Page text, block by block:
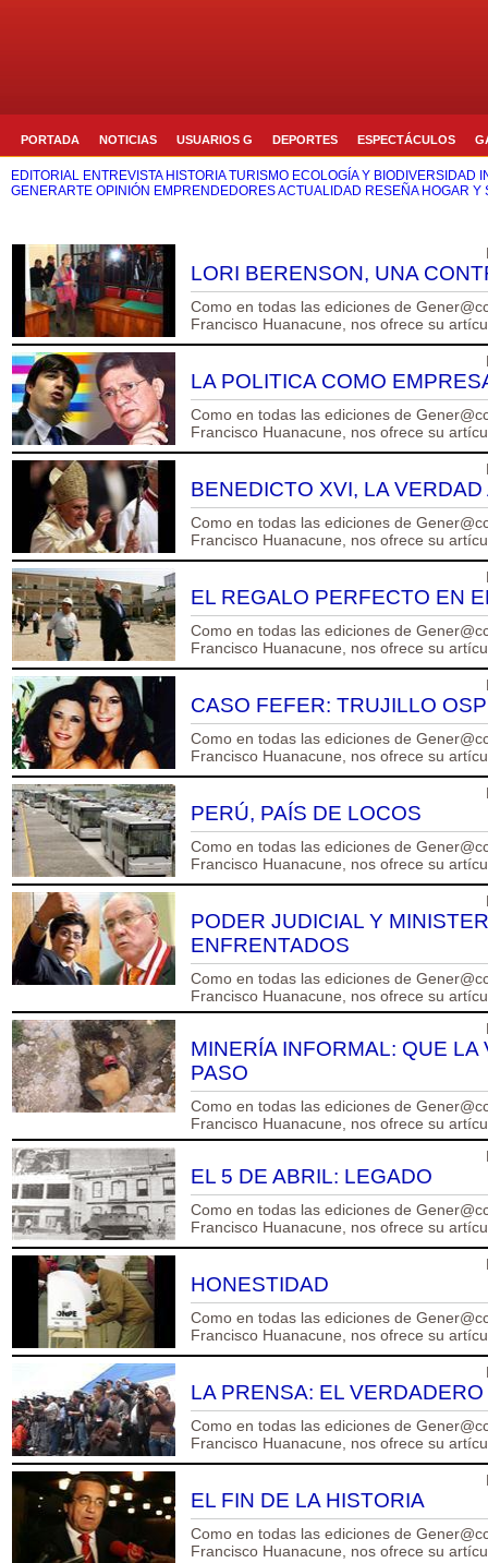
PORTADA NOTICIAS USUARIOS G DEPORTES ESPECTÁCULOS
EDITORIAL ENTREVISTA HISTORIA TURISMO ECOLOGÍA Y BIODIVERSIDAD
GENERARTE OPINIÓN EMPRENDEDORESACTUALIDAD RESEÑA HOGAR Y
LORI BERENSON, UNA
Como en todas las ediciones de
Francisco Huanacune, nos ofrece su
LA POLITICA COMO
Como en todas las ediciones de
Francisco Huanacune, nos ofrece su
BENEDICTO XVI, LA VERDAD
Como en todas las ediciones de
Francisco Huanacune, nos ofrece su
EL REGALO PERFECTO EN
Como en todas las ediciones de
Francisco Huanacune, nos ofrece su
CASO FEFER: TRUJILLO
Como en todas las ediciones de
Francisco Huanacune, nos ofrece su
PERÚ, PAÍS DE LOCOS
Como en todas las ediciones de
Francisco Huanacune, nos ofrece su
PODER JUDICIAL Y
ENFRENTADOS
Como en todas las ediciones de
Francisco Huanacune, nos ofrece su
MINERÍA INFORMAL: QUE LA
PASO
Como en todas las ediciones de
Francisco Huanacune, nos ofrece su
EL 5 DE ABRIL: LEGADO
Como en todas las ediciones de
Francisco Huanacune, nos ofrece su
HONESTIDAD
Como en todas las ediciones de
Francisco Huanacune, nos ofrece su
LA PRENSA: EL
Como en todas las ediciones de
Francisco Huanacune, nos ofrece su
EL FIN DE LA HISTORIA
Como en todas las ediciones de
Francisco Huanacune, nos ofrece su